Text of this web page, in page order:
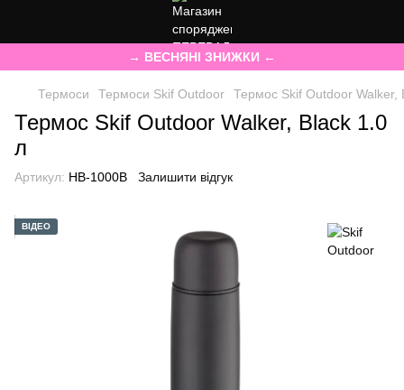
→ ВЕСНЯНІ ЗНИЖКИ ←
Термоси Термоси Skif Outdoor Термос Skif Outdoor Walker,
Термос Skif Outdoor Walker, Black 1.0
л
Артикул: HB-1000B Залишити відгук
ВІДЕО